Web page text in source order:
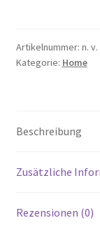
Artikelnummer: n. v.
Kategorie: Home
Beschreibung
Zusätzliche
Rezensionen (0)